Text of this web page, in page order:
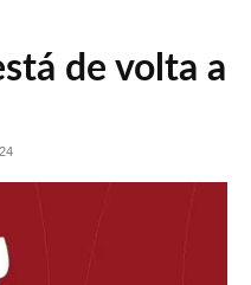
de volta a